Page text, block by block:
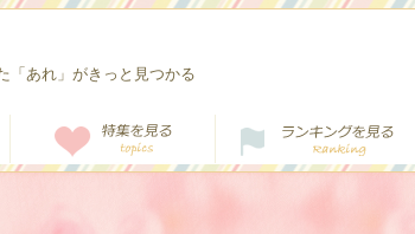
「あれ」がきっと見つかる